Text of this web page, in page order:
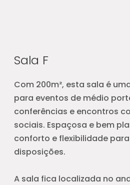
Sala F
Com 200m², esta sala é
para eventos de médio
conferências e encontros
sociais. Espaçosa e bem
conforto e flexibilidade
disposições.
A sala fica localizada no